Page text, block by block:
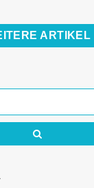
ARTIKEL